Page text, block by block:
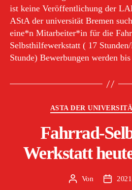
ist keine Veröffentlichung der
AStA der universität Bremen
eine*n Mitarbeiter*in für die
Selbsthilfewerkstatt ( 17
Stunde) Bewerbungen werden
ASTA DER
Fahrrad-
Werkstatt
Beitragsautor
Von